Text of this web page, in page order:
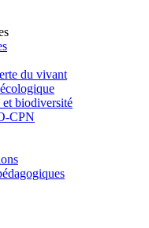
du vivant
biodiversité
CPN